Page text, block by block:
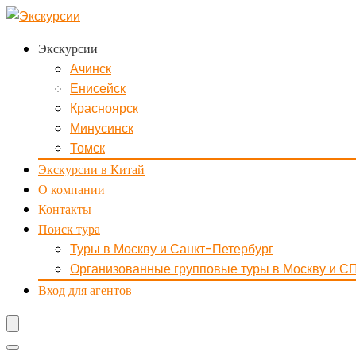
Экскурсии
Ачинск
Енисейск
Красноярск
Минусинск
Томск
Экскурсии в Китай
О компании
Контакты
Поиск тура
Туры в Москву и Санкт-Петербург
Организованные групповые туры в Москву и
Вход для агентов